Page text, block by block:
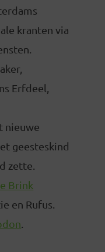
kranten via
Erfdeel,
nieuwe
geesteskind
zette.
Brink
en Rufus.